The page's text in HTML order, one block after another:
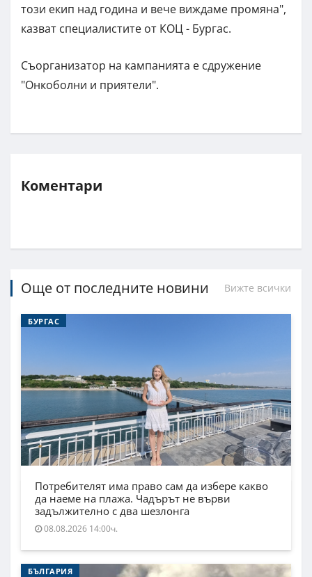
този екип над година и вече виждаме промяна",
казват специалистите от КОЦ - Бургас.
Съорганизатор на кампанията е сдружение
"Онкоболни и приятели".
Коментари
Още от последните новини Вижте всички
БУРГАС
Потребителят има право сам да избере какво
да наеме на плажа. Чадърът не върви
задължително с два шезлонга
08.08.2026 14:00ч.
БЪЛГАРИЯ